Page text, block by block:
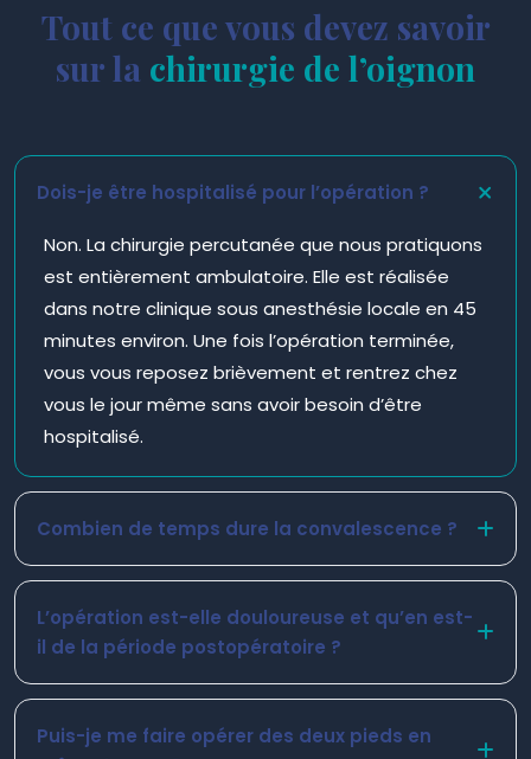
Tout ce que vous devez savoir
sur la chirurgie de l’oignon
Dois-je être hospitalisé pour l’opération ?
Non. La chirurgie percutanée que nous pratiquons
est entièrement ambulatoire. Elle est réalisée
dans notre clinique sous anesthésie locale en 45
minutes environ. Une fois l’opération terminée,
vous vous reposez brièvement et rentrez chez
vous le jour même sans avoir besoin d’être
hospitalisé.
Combien de temps dure la convalescence ?
Avec la technique percutanée, la convalescence
est nettement plus courte qu’avec la chirurgie
traditionnelle . La plupart des patients peuvent
peuvent généralement reprendre leurs activités
L’opération est-elle douloureuse et qu’en est-
il de la période postopératoire ?
L’opération est réalisée sous anesthésie locale,
de sorte que pendant l’opération vous ne
Puis-je me faire opérer des deux pieds en